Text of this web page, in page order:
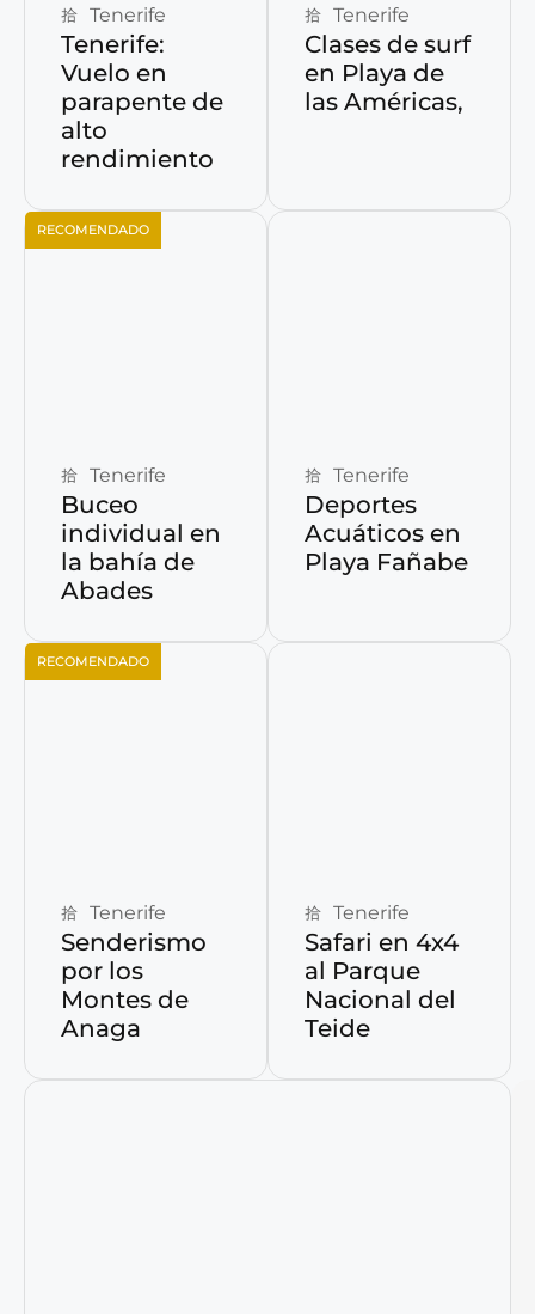
Tenerife
Tenerife:
Vuelo en
parapente de
alto
rendimiento
Tenerife
Clases de surf
en Playa de
las Américas,
RECOMENDADO
Tenerife
Buceo
individual en
la bahía de
Abades
Tenerife
Deportes
Acuáticos en
Playa Fañabe
RECOMENDADO
Tenerife
Senderismo
por los
Montes de
Anaga
Tenerife
Safari en 4x4
al Parque
Nacional del
Teide